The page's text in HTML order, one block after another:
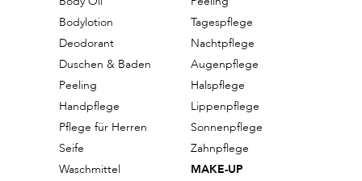
Bodylotion
Deodorant
Duschen & Baden
Peeling
Handpflege
Pflege für Herren
Seife
Waschmittel
Tagespflege
Nachtpflege
Augenpflege
Halspflege
Lippenpflege
Sonnenpflege
Zahnpflege
MAKE-UP